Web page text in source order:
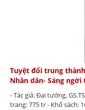
Tuyệt đối trung
Nhân dân- Sáng
- Tác giả: Đại tướng,
trang: 775 tr - Khổ sách: